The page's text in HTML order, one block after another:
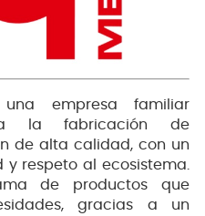
empresa familiar
la fabricación de
de alta calidad, con un
respeto al ecosistema.
de productos que
gracias a un